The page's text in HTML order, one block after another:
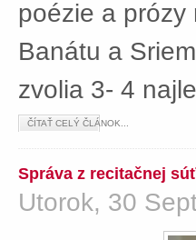
poézie a prózy
Banátu a
zvolia 3- 4
ČÍTAŤ CELÝ ČLÁNOK...
Správa z recitačnej
Utorok, 30